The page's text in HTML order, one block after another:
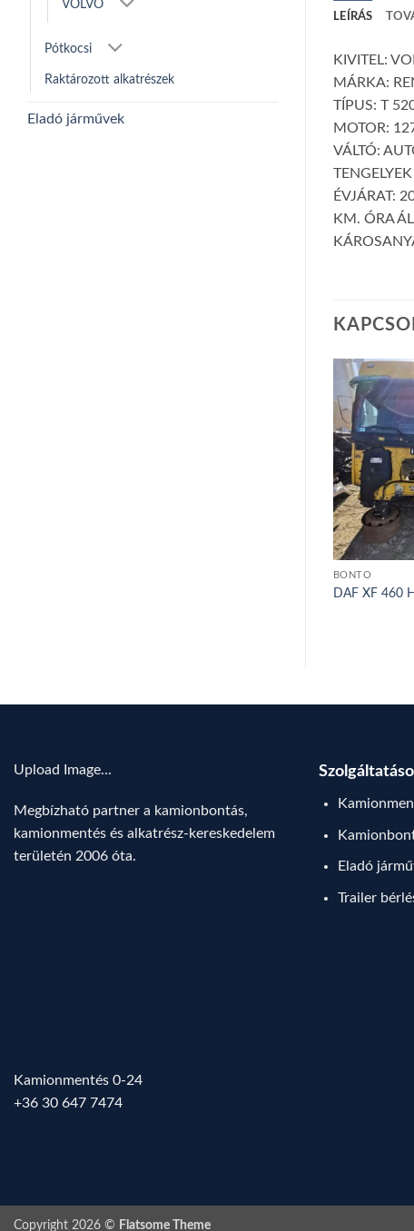
VOLVO
Pótkocsi
Raktározott alkatrészek
Eladó járművek
LEÍRÁS
KIVITEL:
MÁRKA:
TÍPUS: T
MOTOR:
VÁLTÓ:
ÉVJÁRAT:
KM. ÓRA
BONTÓ
DAF XF 460
Upload Image...
Megbízható partner a kamionbontás,
kamionmentés és alkatrész-kereskedelem
területén 2006 óta.
Eladó
Trailer
Kamionmentés 0-24
+36 30 647 7474
Copyright 2026 © Flatsome Theme